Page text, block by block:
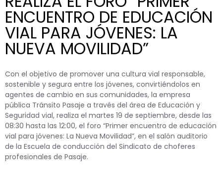
ENCUENTRO DE EDUCACIÓN
VIAL PARA JÓVENES: LA
NUEVA MOVILIDAD”
Con el objetivo de promover una cultura vial responsable,
sostenible y segura entre los jóvenes, convirtiéndolos en
agentes de cambio en sus comunidades, la empresa
pública Tránsito Pasaje a través del área de Educación y
Seguridad vial, realiza el martes 19 de septiembre, desde las
08:30 hasta las 12:00, el foro “Primer encuentro de educación
vial para jóvenes: La Nueva Movilidad”, en el salón auditorio
de la Escuela de conducción del Sindicato de choferes
profesionales de Pasaje.